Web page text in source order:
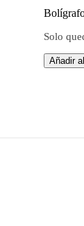
Solo
Añadir